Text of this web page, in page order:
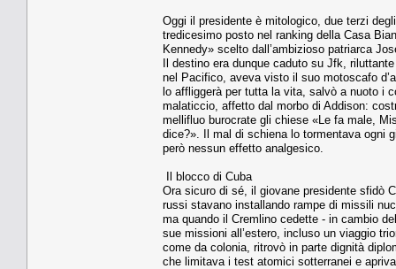
Oggi il presidente è mitologico, due terzi
tredicesimo posto nel ranking della Casa
Kennedy» scelto dall’ambizioso patriarca
Il destino era dunque caduto su Jfk,
nel Pacifico, aveva visto il suo motoscafo
lo affliggerà per tutta la vita, salvò a nuoto i
malaticcio, affetto dal morbo di Addison:
mellifluo burocrate gli chiese «Le fa male,
dice?». Il mal di schiena lo tormentava ogni
però nessun effetto analgesico.
Il blocco di Cuba
Ora sicuro di sé, il giovane presidente sfidò
russi stavano installando rampe di missili
ma quando il Cremlino cedette - in cambio
sue missioni all’estero, incluso un viaggio
come da colonia, ritrovò in parte dignità
che limitava i test atomici sotterranei e